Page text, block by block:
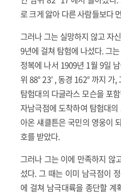
로 크게 앓아 다른 사람들보다
그러나 그는 실망하지 않고 자
9년에 걸쳐 탐험에 나섰다. 그
정복에 나서 1909년 1월 9일
위 88° 23′ , 동경 162° 까지 가
탐험대의 다글라스 모슨을 포
자남극점에 도착하여 탐험대
아온 섀클튼은 국민의 영웅이
호를 받았다.
그러나 그는 이에 만족하지 않
섰다. 그 때는 이미 남극점이
에 걸쳐 남극대륙을 종단할 계